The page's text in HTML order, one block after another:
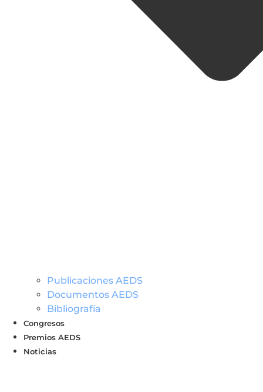
Publicaciones AEDS
Documentos AEDS
Bibliografía
Congresos
Premios AEDS
Noticias